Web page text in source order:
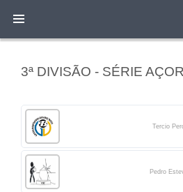
3ª DIVISÃO - SÉRIE
Tercio
Pedro